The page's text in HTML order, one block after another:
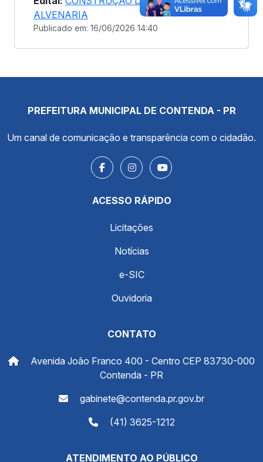
ALVENARIA
Publicado em: 16/06/2026 14:40
PREFEITURA MUNICIPAL DE CONTENDA - PR
Um canal de comunicação e transparência com o cidadão.
ACESSO RÁPIDO
Licitações
Notícias
e-SIC
Ouvidoria
CONTATO
Avenida João Franco 400 - Centro CEP 83730-000
Contenda - PR
gabinete@contenda.pr.gov.br
(41) 3625-1212
ATENDIMENTO AO PÚBLICO